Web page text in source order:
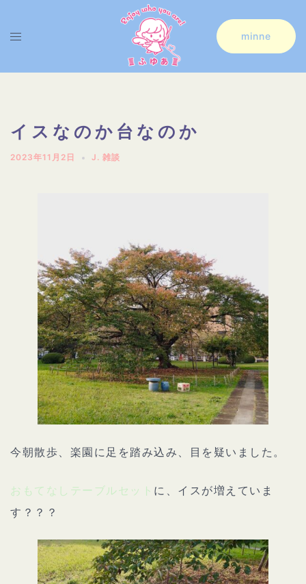
ン
ン
キ
ト
ニ
minne
イスなのか台なのか
2023年11月2日 J. 雑談
今朝散歩、楽園に足を踏み込み、目を疑いました。
おもてなしテーブルセット に、イスが増えていま
す？？？